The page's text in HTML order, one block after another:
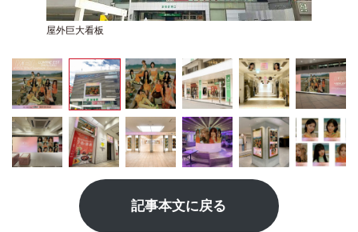
屋外巨大看板
記事本文に戻る